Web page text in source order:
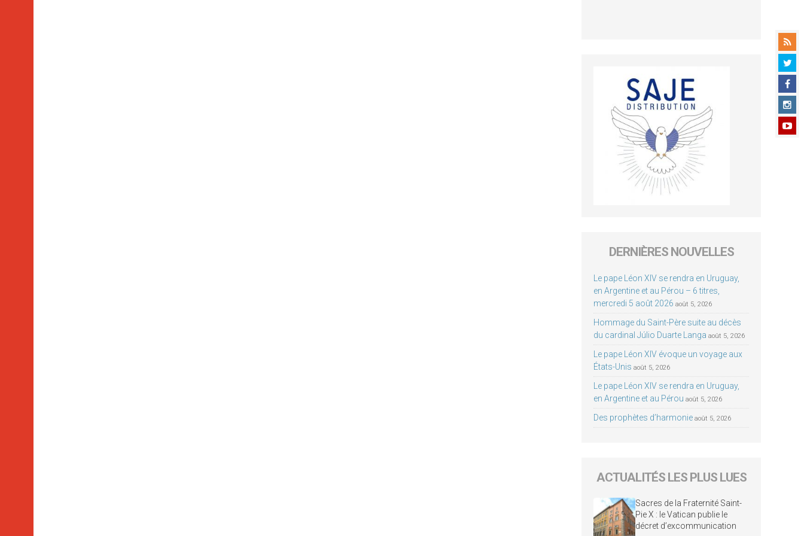
DERNIÈRES NOUVELLES
Le pape Léon XIV se rendra en Uruguay,
en Argentine et au Pérou – 6 titres,
mercredi 5 août 2026 août 5, 2026
Hommage du Saint-Père suite au décès
du cardinal Júlio Duarte Langa août 5, 2026
Le pape Léon XIV évoque un voyage aux
États-Unis août 5, 2026
Le pape Léon XIV se rendra en Uruguay,
en Argentine et au Pérou août 5, 2026
Des prophètes d’harmonie août 5, 2026
ACTUALITÉS LES PLUS LUES
Sacres de la Fraternité Saint-
Pie X : le Vatican publie le
décret d’excommunication